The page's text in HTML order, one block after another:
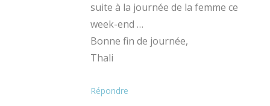
suite à la journée de la femme ce
week-end …
Bonne fin de journée,
Thali
Répondre